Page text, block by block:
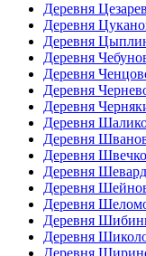
Деревня
Деревня
Деревня
Деревня
Деревня
Деревня
Деревня
Деревня
Деревня
Деревня
Деревня
Деревня
Деревня
Деревня
Деревня
Деревня